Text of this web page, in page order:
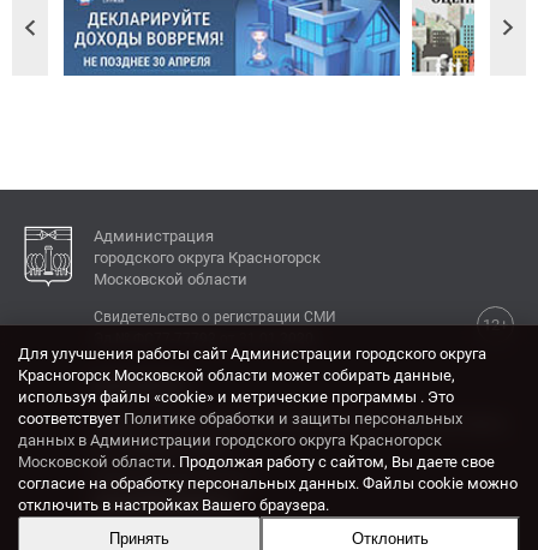
Администрация
городского округа Красногорск
Московской области
12+
Свидетельство о регистрации СМИ
КОНТАКТЫ
Адрес: 143404, Московская область, г. Красногорск,
ул. Ленина, дом 4.
Электронная почта:
krasrn@mosreg.ru
Для улучшения работы сайт Администрации городского округа
Красногорск Московской области может собирать данные,
используя файлы «cookie» и метрические программы . Это
соответствует Политике обработки и защиты персональных
данных в Администрации городского округа Красногорск
Московской области. Продолжая работу с сайтом, Вы даете свое
согласие на обработку персональных данных. Файлы cookie можно
отключить в настройках Вашего браузера.
Принять
Отклонить